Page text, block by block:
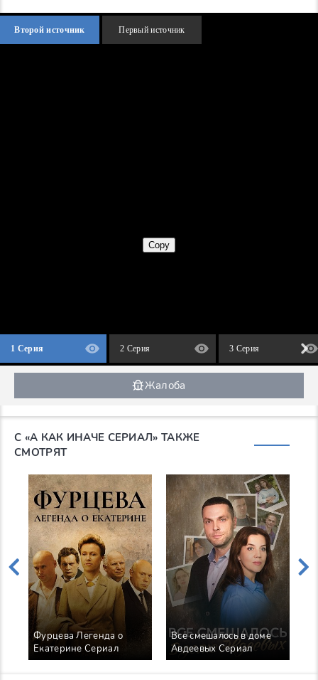
Второй источник Первый источник
1 Серия 2 Серия 3 Серия
Жалоба
С «А КАК ИНАЧЕ СЕРИАЛ» ТАКЖЕ
СМОТРЯТ
Фурцева Легенда о
Екатерине Сериал
Всё смешалось в доме
Авдеевых Сериал